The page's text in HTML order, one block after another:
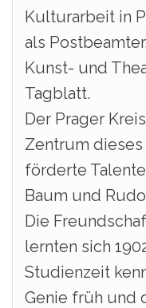
Kulturarbeit in
als
Kunst- und
Tagblatt.
Der Prager
Zentrum
förderte
Baum und
Die
lernten sich
Studienzeit
Genie früh und